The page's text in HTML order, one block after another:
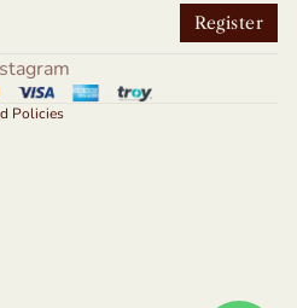
Register
Policies